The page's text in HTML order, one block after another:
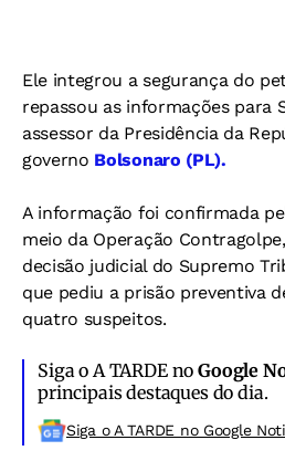
Ele integrou a segurança do
repassou as informações para
assessor da Presidência da
governo Bolsonaro (PL).
A informação foi confirmada
meio da Operação
decisão judicial do Supremo
que pediu a prisão preventiva
quatro suspeitos.
Siga o A TARDE noGoogle
principais destaques do dia.
Siga o A TARDE no Google